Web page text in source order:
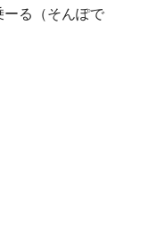
ーる（そんぽで